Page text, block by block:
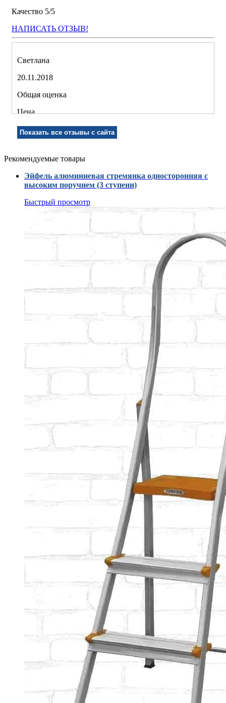
Качество 5/5
НАПИСАТЬ ОТЗЫВ!
Светлана
20.11.2018
Общая оценка
Цена
Качество
Рекомендую!
Достоинства товара:
Компактная ,удобная,легкая.
Очень компактная стремянка .Помогла мне быстро и с
комфортом достать все труднодоступные
места.Занимает мало места для хранения.
Показать все отзывы с сайта
Рекомендуемые товары
Эйфель алюминиевая стремянка односторонняя с
высоким поручнем (3 ступени)
Быстрый просмотр